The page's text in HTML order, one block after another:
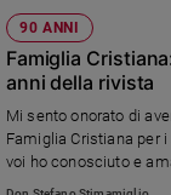
90 ANNI
Famiglia
anni della rivista
Mi sento onorato di
Famiglia Cristiana per
voi ho conosciuto e